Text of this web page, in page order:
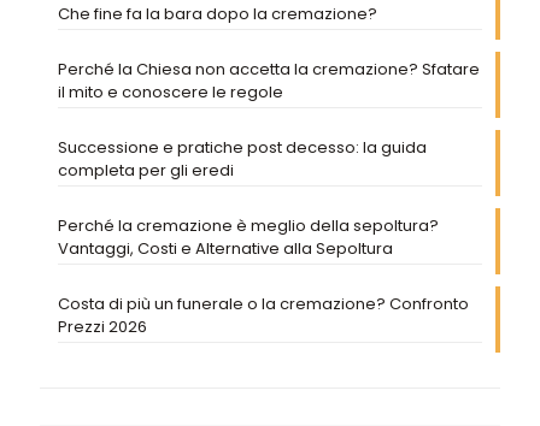
Che fine fa la bara dopo la cremazione?
Perché la Chiesa non accetta la cremazione? Sfatare
il mito e conoscere le regole
Successione e pratiche post decesso: la guida
completa per gli eredi
Perché la cremazione è meglio della sepoltura?
Vantaggi, Costi e Alternative alla Sepoltura
Costa di più un funerale o la cremazione? Confronto
Prezzi 2026